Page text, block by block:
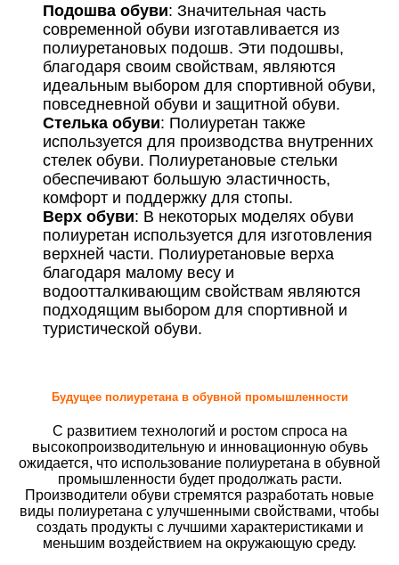
Подошва обуви: Значительная часть
современной обуви изготавливается из
полиуретановых подошв. Эти подошвы,
благодаря своим свойствам, являются
идеальным выбором для спортивной обуви,
повседневной обуви и защитной обуви.
Стелька обуви: Полиуретан также
используется для производства внутренних
стелек обуви. Полиуретановые стельки
обеспечивают большую эластичность,
комфорт и поддержку для стопы.
Верх обуви: В некоторых моделях обуви
полиуретан используется для изготовления
верхней части. Полиуретановые верха
благодаря малому весу и
водоотталкивающим свойствам являются
подходящим выбором для спортивной и
туристической обуви.
Будущее полиуретана в обувной промышленности
С развитием технологий и ростом спроса на
высокопроизводительную и инновационную обувь
ожидается, что использование полиуретана в обувной
промышленности будет продолжать расти.
Производители обуви стремятся разработать новые
виды полиуретана с улучшенными свойствами, чтобы
создать продукты с лучшими характеристиками и
меньшим воздействием на окружающую среду.